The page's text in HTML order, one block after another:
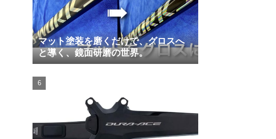
マット塗装を磨くだけで、グロスへ
と導く、鏡面研磨の世界。